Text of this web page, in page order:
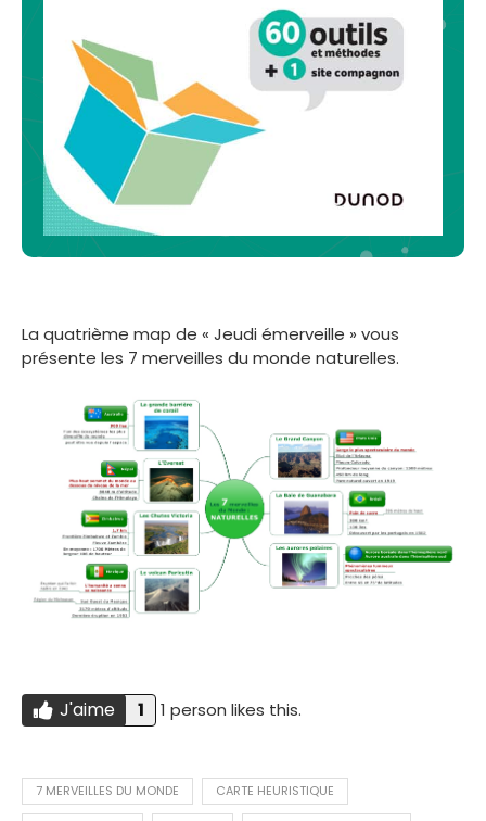
La quatrième map de « Jeudi émerveille » vous
présente les 7 merveilles du monde naturelles.
Do you like this? J'AIME
J'aime 1 1 person likes this.
7 MERVEILLES DU MONDE CARTE HEURISTIQUE